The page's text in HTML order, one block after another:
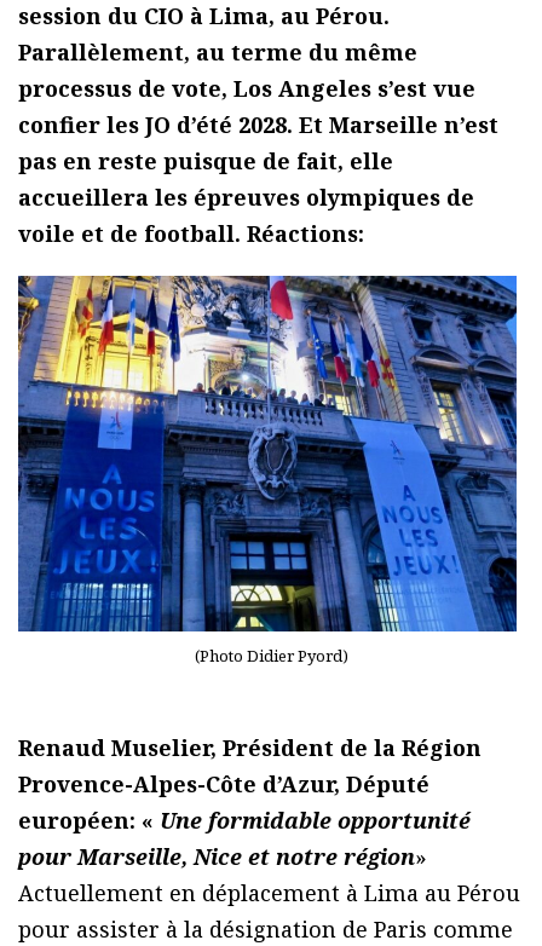
session du CIO à Lima, au Pérou.
Parallèlement, au terme du même
processus de vote, Los Angeles s’est vue
confier les JO d’été 2028. Et Marseille n’est
pas en reste puisque de fait, elle
accueillera les épreuves olympiques de
voile et de football. Réactions:
(Photo Didier Pyord)
Renaud Muselier, Président de la Région
Provence-Alpes-Côte d’Azur, Député
européen: « Une formidable opportunité
pour Marseille, Nice et notre région»
Actuellement en déplacement à Lima au Pérou
pour assister à la désignation de Paris comme